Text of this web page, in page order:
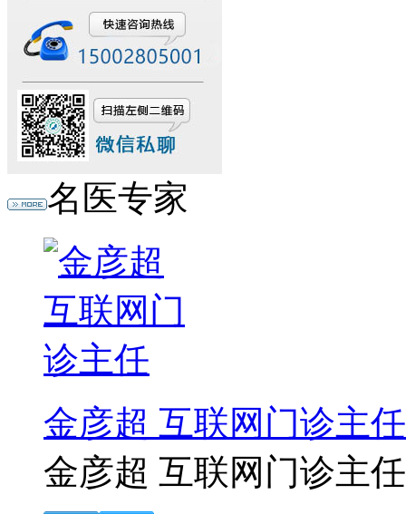
名医专家
金彦超 互联网门诊主任
金彦超 互联网门诊主